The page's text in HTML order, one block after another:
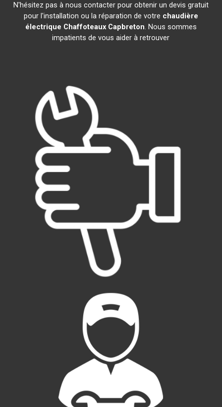
N'hésitez pas à nous contacter pour obtenir un devis gratuit
pour l'installation ou la réparation de votre chaudière
électrique Chaffoteaux Capbreton. Nous sommes
impatients de vous aider à retrouver